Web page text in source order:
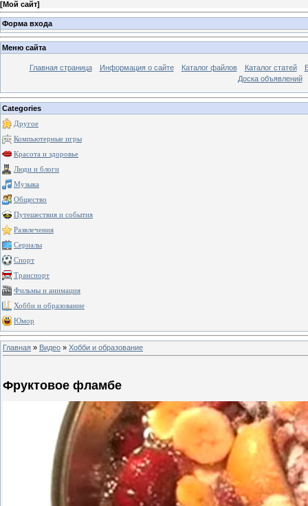
[Мой сайт]
Форма входа
Меню сайта
Главная страница Информация о сайте Каталог файлов Каталог статей
Доска объявлений
Categories
Другое
Компьютерные игры
Красота и здоровье
Люди и блоги
Музыка
Общество
Путешествия и события
Развлечения
Сериалы
Спорт
Транспорт
Фильмы и анимация
Хобби и образование
Юмор
Главная » Видео » Хобби и образование
Фруктовое фламбе